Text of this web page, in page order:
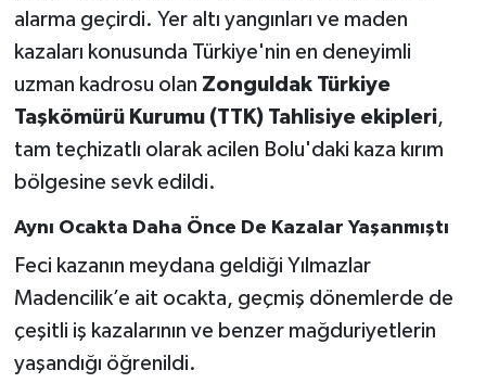
alarma geçirdi. Yer altı yangınları ve maden
kazaları konusunda Türkiye'nin en deneyimli
uzman kadrosu olan Zonguldak Türkiye
Taşkömürü Kurumu (TTK) Tahlisiye ekipleri,
tam teçhizatlı olarak acilen Bolu'daki kaza kırım
bölgesine sevk edildi.
Aynı Ocakta Daha Önce De Kazalar Yaşanmıştı
Feci kazanın meydana geldiği Yılmazlar
Madencilik’e ait ocakta, geçmiş dönemlerde de
çeşitli iş kazalarının ve benzer mağduriyetlerin
yaşandığı öğrenildi.